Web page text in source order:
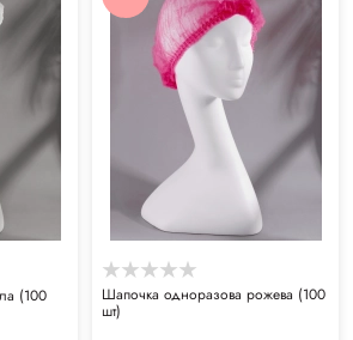
(100
Шапочка одноразова рожева (100
шт)